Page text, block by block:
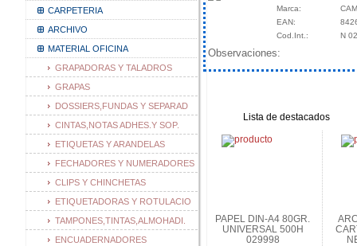
CARPETERIA
ARCHIVO
MATERIAL OFICINA
GRAPADORAS Y TALADROS
GRAPAS
DOSSIERS,FUNDAS Y SEPARAD
CINTAS,NOTAS ADHES.Y SOP.
ETIQUETAS Y ARANDELAS
FECHADORES Y NUMERADORES
CLIPS Y CHINCHETAS
ETIQUETADORAS Y ROTULACIO
TAMPONES,TINTAS,ALMOHADI.
ENCUADERNADORES
Marca:
EAN:
Cod.Int.:
N
Observaciones:
Lista de destacados
PAPEL DIN-A4 80GR.
UNIVERSAL 500H
029998